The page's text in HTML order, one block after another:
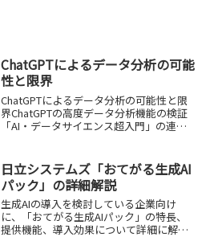
ChatGPTによるデータ分析の可能
性と限界
ChatGPTによるデータ分析の可能性と限
界ChatGPTの高度データ分析機能の検証
「AI・データサイエンス超入門」の連載
タ分析が可能かどうかを検...
日立システムズ「おてがる生成AI
パック」の詳細解説
生成AIの導入を検討している企業向け
に、「おてがる生成AIパック」の特長、
提供機能、導入効果について詳細に解説